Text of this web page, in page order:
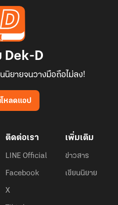
Dek-D
ยายจนวางมือถือไม่ลง!
หลดแอป
ติดต่อเรา
LINE Official
Facebook
X
เพิ่มเติม
ข่าวสาร
เขียนนิยาย